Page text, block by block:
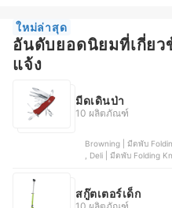
ใหม่ล่าสุด
อันดับยอดนิยมที่เกี่ยว
แจ้ง
มีดเดินป่า
10 ผลิตภัณฑ์
Browning | มีดพับ Folding Knife | FA49, BECEF | มีดเดินป่า Machete
, Deli | มีดพับ Folding Knife | EDL007Z, Morakniv | มีดเดินป่า
สกู๊ตเตอร์เด็ก